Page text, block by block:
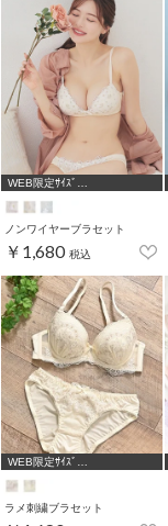
WEB限定ｻｲｽﾞ
ノンワイヤーブラセット
￥1,680 税込
WEB限定ｻｲｽﾞ
ラメ刺繍ブラセット